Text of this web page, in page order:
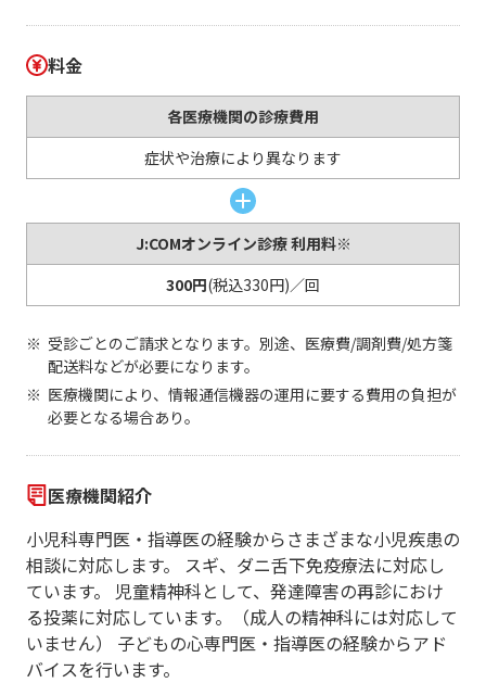
料金
各医療機関の診療費用
症状や治療により異なります
J:COMオンライン診療 利用料※
300円(税込330円)／回
受診ごとのご請求となります。別途、医療費/調剤費/処方箋
配送料などが必要になります。
医療機関により、情報通信機器の運用に要する費用の負担が
必要となる場合あり。
医療機関紹介
小児科専門医・指導医の経験からさまざまな小児疾患の
相談に対応します。 スギ、ダニ舌下免疫療法に対応し
ています。 児童精神科として、発達障害の再診におけ
る投薬に対応しています。（成人の精神科には対応して
いません） 子どもの心専門医・指導医の経験からアド
バイスを行います。